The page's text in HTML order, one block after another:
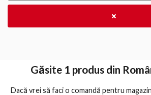
Găsite 1 produs din
Dacă vrei să faci o comandă pentru